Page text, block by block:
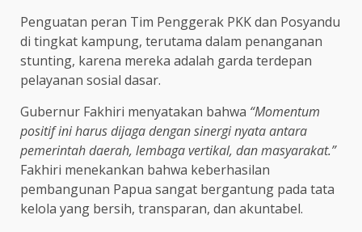
Penguatan peran Tim Penggerak PKK dan Posyandu
di tingkat kampung, terutama dalam penanganan
stunting, karena mereka adalah garda terdepan
pelayanan sosial dasar.
Gubernur Fakhiri menyatakan bahwa “Momentum
positif ini harus dijaga dengan sinergi nyata antara
pemerintah daerah, lembaga vertikal, dan masyarakat.”
Fakhiri menekankan bahwa keberhasilan
pembangunan Papua sangat bergantung pada tata
kelola yang bersih, transparan, dan akuntabel.